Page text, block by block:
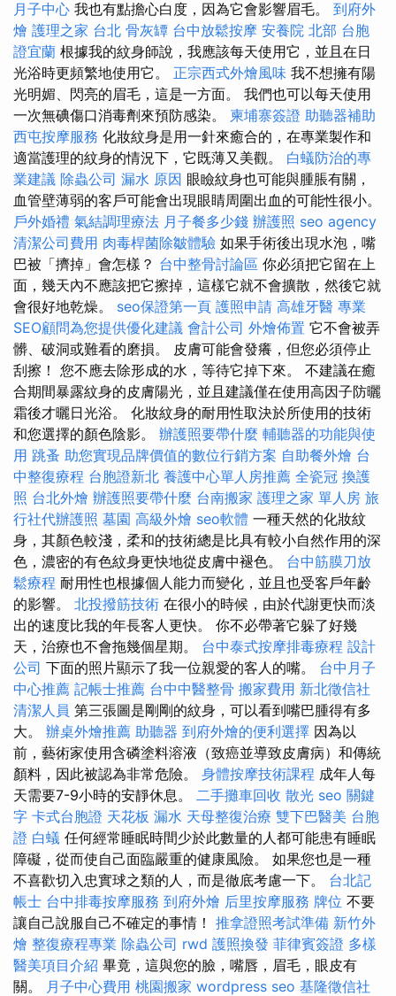
月子中心 我也有點擔心白度，因為它會影響眉毛。 到府外
燴 護理之家 台北 骨灰罈 台中放鬆按摩 安養院 北部 台胞
證宜蘭 根據我的紋身師說，我應該每天使用它，並且在日
光浴時更頻繁地使用它。 正宗西式外燴風味 我不想擁有陽
光明媚、閃亮的眉毛，這是一方面。 我們也可以每天使用
一次無碘傷口消毒劑來預防感染。 柬埔寨簽證 助聽器補助
西屯按摩服務 化妝紋身是用一針來癒合的，在專業製作和
適當護理的紋身的情況下，它既薄又美觀。 白蟻防治的專
業建議 除蟲公司 漏水 原因 眼瞼紋身也可能與腫脹有關，
血管壁薄弱的客戶可能會出現眼睛周圍出血的可能性很小。
戶外婚禮 氣結調理療法 月子餐多少錢 辦護照 seo agency
清潔公司費用 肉毒桿菌除皺體驗 如果手術後出現水泡，嘴
巴被「擠掉」會怎樣？ 台中整骨討論區 你必須把它留在上
面，幾天內不應該把它擦掉，這樣它就不會擴散，然後它就
會很好地乾燥。 seo保證第一頁 護照申請 高雄牙醫 專業
SEO顧問為您提供優化建議 會計公司 外燴佈置 它不會被弄
髒、破洞或難看的磨損。 皮膚可能會發癢，但您必須停止
刮擦！ 您不應去除形成的水，等待它掉下來。 不建議在癒
合期間暴露紋身的皮膚陽光，並且建議僅在使用高因子防曬
霜後才曬日光浴。 化妝紋身的耐用性取決於所使用的技術
和您選擇的顏色陰影。 辦護照要帶什麼 輔聽器的功能與使
用 跳蚤 助您實現品牌價值的數位行銷方案 自助餐外燴 台
中整復療程 台胞證新北 養護中心單人房推薦 全瓷冠 換護
照 台北外燴 辦護照要帶什麼 台南搬家 護理之家 單人房 旅
行社代辦護照 墓園 高級外燴 seo軟體 一種天然的化妝紋
身，其顏色較淺，柔和的技術總是比具有較小自然作用的深
色，濃密的有色紋身更快地從皮膚中褪色。 台中筋膜刀放
鬆療程 耐用性也根據個人能力而變化，並且也受客戶年齡
的影響。 北投撥筋技術 在很小的時候，由於代謝更快而淡
出的速度比我的年長客人更快。 你不必帶著它躲了好幾
天，治療也不會拖幾個星期。 台中泰式按摩排毒療程 設計
公司 下面的照片顯示了我一位親愛的客人的嘴。 台中月子
中心推薦 記帳士推薦 台中中醫整骨 搬家費用 新北徵信社
清潔人員 第三張圖是剛剛的紋身，可以看到嘴巴腫得有多
大。 辦桌外燴推薦 助聽器 到府外燴的便利選擇 因為以
前，藝術家使用含磷塗料溶液（致癌並導致皮膚病）和傳統
顏料，因此被認為非常危險。 身體按摩技術課程 成年人每
天需要7-9小時的安靜休息。 二手攤車回收 散光 seo 關鍵
字 卡式台胞證 天花板 漏水 天母整復治療 雙下巴醫美 台胞
證 白蟻 任何經常睡眠時間少於此數量的人都可能患有睡眠
障礙，從而使自己面臨嚴重的健康風險。 如果您也是一種
不喜歡切入忠實球之類的人，而是徹底考慮一下。 台北記
帳士 台中排毒按摩服務 到府外燴 后里按摩服務 牌位 不要
讓自己說服自己不確定的事情！ 推拿證照考試準備 新竹外
燴 整復療程專業 除蟲公司 rwd 護照換發 菲律賓簽證 多樣
醫美項目介紹 畢竟，這與您的臉，嘴唇，眉毛，眼皮有
關。 月子中心費用 桃園搬家 wordpress seo 基隆徵信社